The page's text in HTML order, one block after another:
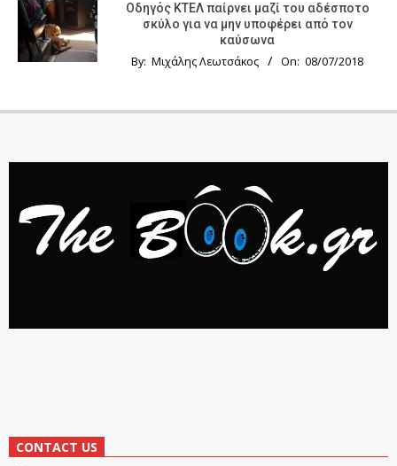
Οδηγός KTΕΛ παίρνει μαζί του αδέσποτο
σκύλο για να μην υποφέρει από τον
καύσωνα
By: Μιχάλης Λεωτσάκος On: 08/07/2018
CONTACT US